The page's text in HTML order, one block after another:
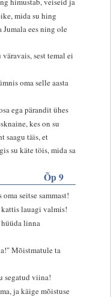
mida su hing
Jumala ees ning ole
sest temal ei
oma selle aasta
ega pärandit ühes
kes on su
saagu täis, et
su käte töis, mida sa
Õp 9
seitse sammast!
kattis lauagi valmis!
linna
Mõistmatule ta
segatud viina!
ja käige mõistuse